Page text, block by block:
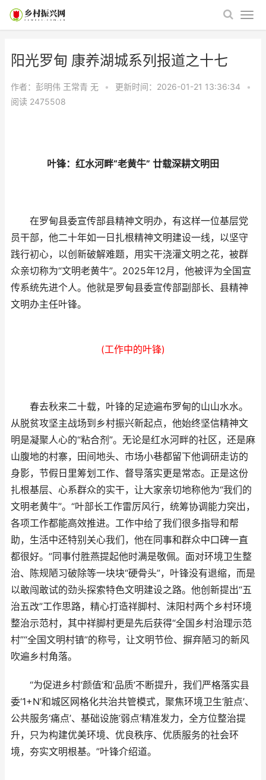
阳光罗甸 康养湖城系列报道之十七
作者：彭明伟 王常青 无 • 更新时间：2026-01-21 13:36:34
•
阅读 2475508
叶锋：红水河畔“老黄牛” 廿载深耕文明田
在罗甸县委宣传部县精神文明办，有这样一位基层党
员干部，他二十年如一日扎根精神文明建设一线，以坚守
践行初心，以创新破解难题，用实干浇灌文明之花，被群
众亲切称为“文明老黄牛”。2025年12月，他被评为全国宣
传系统先进个人。他就是罗甸县委宣传部副部长、县精神
文明办主任叶锋。
(工作中的叶锋)
春去秋来二十载，叶锋的足迹遍布罗甸的山山水水。
从脱贫攻坚主战场到乡村振兴新起点，他始终坚信精神文
明是凝聚人心的“粘合剂”。无论是红水河畔的社区，还是麻
山腹地的村寨，田间地头、市场小巷都留下他调研走访的
身影，节假日里筹划工作、督导落实更是常态。正是这份
扎根基层、心系群众的实干，让大家亲切地称他为“我们的
文明老黄牛”。“叶部长工作雷厉风行，统筹协调能力突出，
各项工作都能高效推进。工作中给了我们很多指导和帮
助，生活中还特别关心我们，他在同事和群众中口碑一直
都很好。”同事付胜燕提起他时满是敬佩。面对环境卫生整
治、陈规陋习破除等一块块“硬骨头”，叶锋没有退缩，而是
以敢闯敢试的劲头探索特色文明建设之路。他创新提出“五
治五改”工作思路，精心打造祥脚村、沫阳村两个乡村环境
整治示范村，其中祥脚村更是先后获得“全国乡村治理示范
村”“全国文明村镇”的称号，让文明节俭、摒弃陋习的新风
吹遍乡村角落。
“为促进乡村‘颜值’和‘品质’不断提升，我们严格落实县
委‘1+N’和城区网格化共治共管模式，聚焦环境卫生‘脏点’、
公共服务‘痛点’、基础设施‘弱点’精准发力，全方位整治提
升，只为构建优美环境、优良秩序、优质服务的社会环
境，夯实文明根基。”叶锋介绍道。